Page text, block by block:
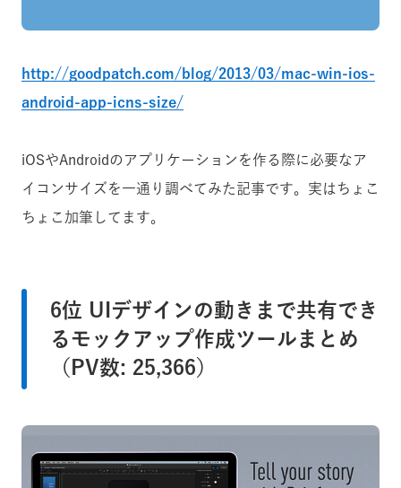
http://goodpatch.com/blog/2013/03/mac-win-ios-
android-app-icns-size/
iOSやAndroidのアプリケーションを作る際に必要なア
イコンサイズを一通り調べてみた記事です。実はちょこ
ちょこ加筆してます。
6位 UIデザインの動きまで共有でき
るモックアップ作成ツールまとめ
（PV数: 25,366）